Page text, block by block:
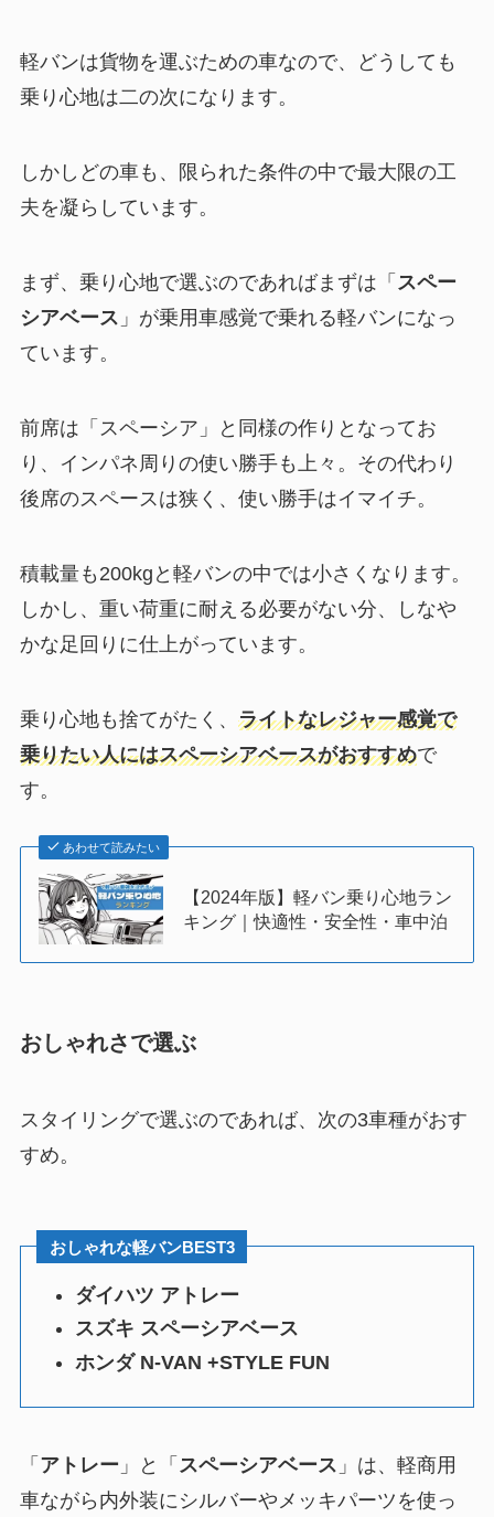
軽バンは貨物を運ぶための車なので、どうしても
乗り心地は二の次になります。
しかしどの車も、限られた条件の中で最大限の工
夫を凝らしています。
まず、乗り心地で選ぶのであればまずは「 スペー
シアベース 」が乗用車感覚で乗れる軽バンになっ
ています。
前席は「スペーシア」と同様の作りとなってお
り、インパネ周りの使い勝手も上々。その代わり
後席のスペースは狭く、使い勝手はイマイチ。
積載量も200kgと軽バンの中では小さくなります。
しかし、重い荷重に耐える必要がない分、しなや
かな足回りに仕上がっています。
乗り心地も捨てがたく、 ライトなレジャー感覚で
乗りたい人にはスペーシアベースがおすすめで
す。
あわせて読みたい
【2024年版】軽バン乗り心地ラン
キング｜快適性・安全性・車中泊
おしゃれさで選ぶ
スタイリングで選ぶのであれば、次の3車種がおす
すめ。
おしゃれな軽バンBEST3
ダイハツ アトレー
スズキ スペーシアベース
ホンダ N-VAN +STYLE FUN
「 アトレー 」と「 スペーシアベース 」は、軽商用
車ながら内外装にシルバーやメッキパーツを使っ